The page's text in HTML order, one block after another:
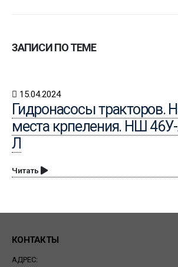
ЗАПИСИ ПО ТЕМЕ
15.04.2024
Гидронасосы тракторов.
места крпеления. НШ
Л
Читать
КОНТАКТЫ
АДРЕС: